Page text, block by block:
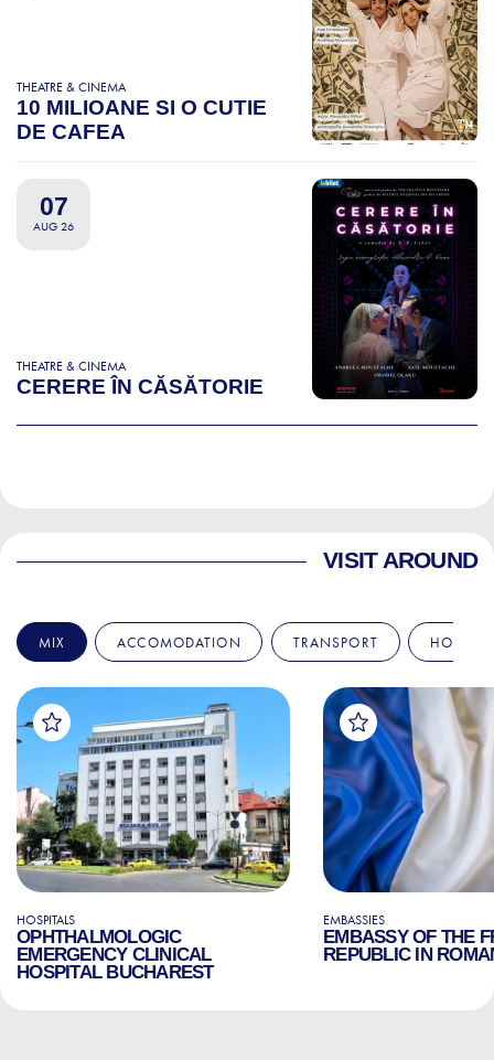
THEATRE & CINEMA
10 MILIOANE SI O CUTIE
DE CAFEA
07
AUG 26
THEATRE & CINEMA
CERERE ÎN CĂSĂTORIE
VISIT AROUND
MIX ACCOMODATION TRANSPORT
HOSPITALS
OPHTHALMOLOGIC
EMERGENCY CLINICAL
HOSPITAL BUCHAREST
EMBASSIES
EMBASSY OF THE
REPUBLIC IN